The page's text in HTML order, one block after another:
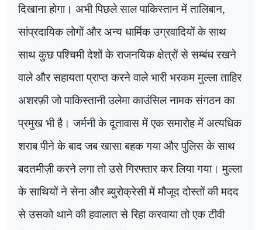
दिखाना होगा। अभी पिछले साल पाकिस्तान में तालिबान,
सांप्रदायिक लोगों और अन्य धार्मिक उग्रवादियों के साथ
साथ कुछ पश्चिमी देशों के राजनयिक क्षेत्रों से सम्बंध रखने
वाले और सहायता प्राप्त करने वाले भारी भरकम मुल्ला ताहिर
अशरफ़ी जो पाकिस्तानी उलेमा काउंसिल नामक संगठन का
प्रमुख भी है। जर्मनी के दूतावास में एक समारोह में अत्यधिक
शराब पीने के बाद जब खासा बहक गया और पुलिस के साथ
बदतमीज़ी करने लगा तो उसे गिरफ्तार कर लिया गया। मुल्ला
के साथियों ने सेना और ब्युरोक्रेसी में मौजूद दोस्तों की मदद
से उसको थाने की हवालात से रिहा करवाया तो एक टीवी